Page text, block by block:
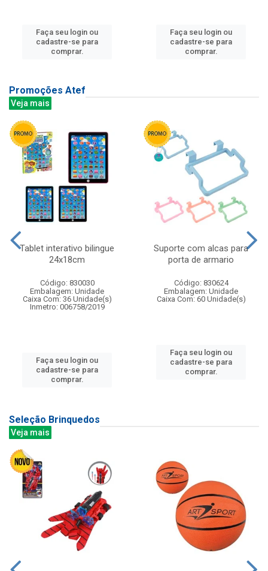
Faça seu login ou
cadastre-se para
comprar.
Faça seu login ou
cadastre-se para
comprar.
Promoções Atef
Veja mais
Tablet interativo bilingue
24x18cm
Código: 830030
Embalagem: Unidade
Caixa Com: 36 Unidade(s)
Inmetro: 006758/2019
Faça seu login ou
cadastre-se para
comprar.
Suporte com alcas para
porta de armario
Código: 830624
Embalagem: Unidade
Caixa Com: 60 Unidade(s)
Faça seu login ou
cadastre-se para
comprar.
Seleção Brinquedos
Veja mais